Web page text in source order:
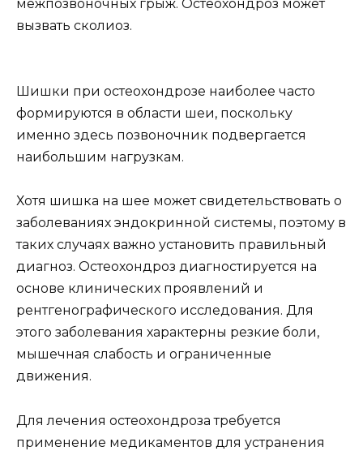
межпозвоночных грыж. Остеохондроз может
вызвать сколиоз.
Шишки при остеохондрозе наиболее часто
формируются в области шеи, поскольку
именно здесь позвоночник подвергается
наибольшим нагрузкам.
Хотя шишка на шее может свидетельствовать о
заболеваниях эндокринной системы, поэтому в
таких случаях важно установить правильный
диагноз. Остеохондроз диагностируется на
основе клинических проявлений и
рентгенографического исследования. Для
этого заболевания характерны резкие боли,
мышечная слабость и ограниченные
движения.
Для лечения остеохондроза требуется
применение медикаментов для устранения